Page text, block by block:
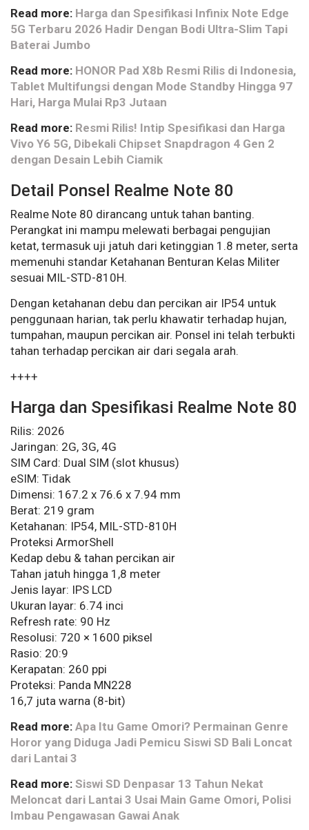
Read more: Harga dan Spesifikasi Infinix Note Edge
5G Terbaru 2026 Hadir Dengan Bodi Ultra-Slim Tapi
Baterai Jumbo
Read more: HONOR Pad X8b Resmi Rilis di Indonesia,
Tablet Multifungsi dengan Mode Standby Hingga 97
Hari, Harga Mulai Rp3 Jutaan
Read more: Resmi Rilis! Intip Spesifikasi dan Harga
Vivo Y6 5G, Dibekali Chipset Snapdragon 4 Gen 2
dengan Desain Lebih Ciamik
Detail Ponsel Realme Note 80
Realme Note 80 dirancang untuk tahan banting.
Perangkat ini mampu melewati berbagai pengujian
ketat, termasuk uji jatuh dari ketinggian 1.8 meter, serta
memenuhi standar Ketahanan Benturan Kelas Militer
sesuai MIL-STD-810H.
Dengan ketahanan debu dan percikan air IP54 untuk
penggunaan harian, tak perlu khawatir terhadap hujan,
tumpahan, maupun percikan air. Ponsel ini telah terbukti
tahan terhadap percikan air dari segala arah.
++++
Harga dan Spesifikasi Realme Note 80
Rilis: 2026
Jaringan: 2G, 3G, 4G
SIM Card: Dual SIM (slot khusus)
eSIM: Tidak
Dimensi: 167.2 x 76.6 x 7.94 mm
Berat: 219 gram
Ketahanan: IP54, MIL-STD-810H
Proteksi ArmorShell
Kedap debu & tahan percikan air
Tahan jatuh hingga 1,8 meter
Jenis layar: IPS LCD
Ukuran layar: 6.74 inci
Refresh rate: 90 Hz
Resolusi: 720 × 1600 piksel
Rasio: 20:9
Kerapatan: 260 ppi
Proteksi: Panda MN228
16,7 juta warna (8-bit)
Read more: Apa Itu Game Omori? Permainan Genre
Horor yang Diduga Jadi Pemicu Siswi SD Bali Loncat
dari Lantai 3
Read more: Siswi SD Denpasar 13 Tahun Nekat
Meloncat dari Lantai 3 Usai Main Game Omori, Polisi
Imbau Pengawasan Gawai Anak